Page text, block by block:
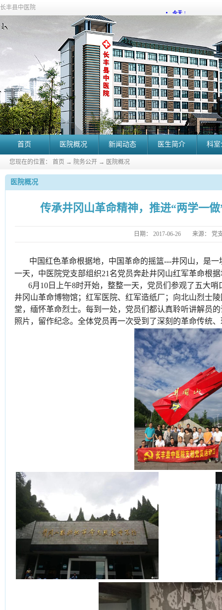
长丰县中医院
首页 医院概况 新闻动态 医生简介 科
您现在的位置： 首页 → 院务公开 → 医院概况
医院概况
传承井冈山革命精神，推进“两学一
日期： 2017-06-26 来源： 党
中国红色革命根据地，中国革命的摇篮---井冈山，是
一天，中医院党支部组织21名党员奔赴井冈山红军革命根
6月10日上午8时开始，整整一天，党员们参观了五大
井冈山革命博物馆；红军医院、红军造纸厂；向北山烈士
堂，缅怀革命烈士。每到一处，党员们都认真聆听讲解员
照片，留作纪念。全体党员再一次受到了深刻的革命传统